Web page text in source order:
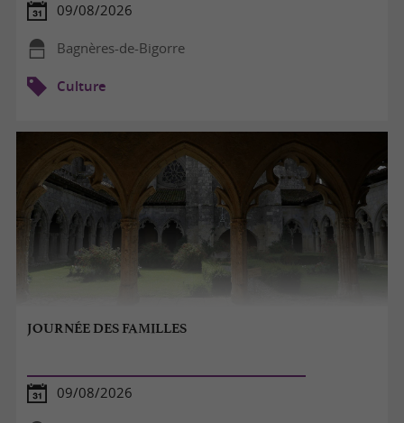
09/08/2026
Bagnères-de-Bigorre
Culture
JOURNÉE DES FAMILLES
09/08/2026